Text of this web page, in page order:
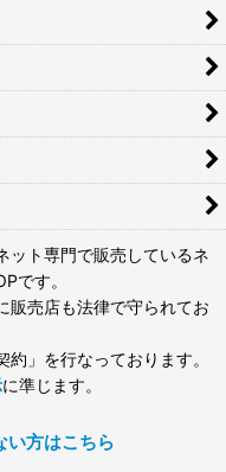
ット専門で販売しているネ
です。
販売店も法律で守られてお
」を行なっております。
に準じます。
い方はこちら